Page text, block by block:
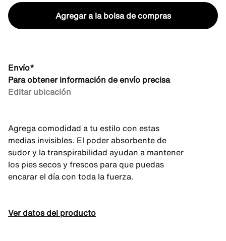
Agregar a la bolsa de compras
Envío*
Para obtener información de envío precisa
Editar ubicación
Agrega comodidad a tu estilo con estas
medias invisibles. El poder absorbente de
sudor y la transpirabilidad ayudan a mantener
los pies secos y frescos para que puedas
encarar el día con toda la fuerza.
Ver datos del producto